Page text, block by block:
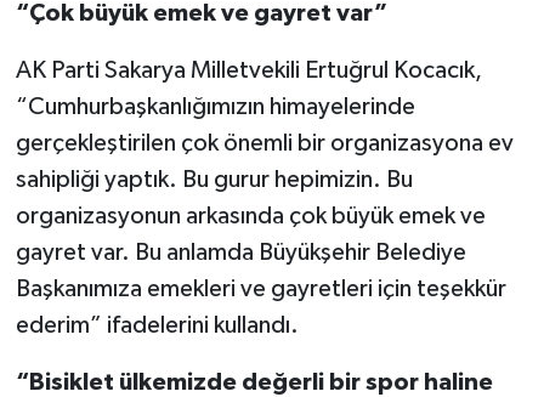
“Çok büyük emek ve gayret var”
AK Parti Sakarya Milletvekili Ertuğrul Kocacık,
“Cumhurbaşkanlığımızın himayelerinde
gerçekleştirilen çok önemli bir organizasyona ev
sahipliği yaptık. Bu gurur hepimizin. Bu
organizasyonun arkasında çok büyük emek ve
gayret var. Bu anlamda Büyükşehir Belediye
Başkanımıza emekleri ve gayretleri için teşekkür
ederim” ifadelerini kullandı.
“Bisiklet ülkemizde değerli bir spor haline